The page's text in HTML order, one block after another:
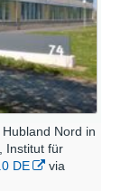
Nord in
Institut für
DE
via